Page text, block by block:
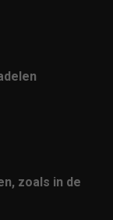
zoals in de